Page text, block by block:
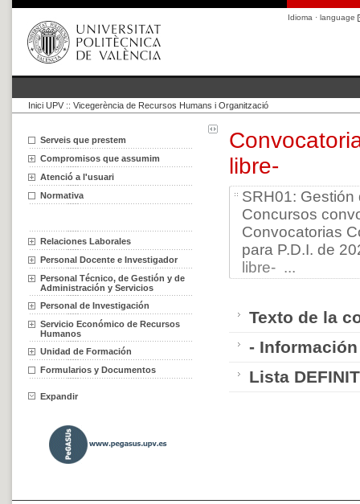
Idioma · language
Inici UPV :: Vicegerència de Recursos Humans i Organització
Serveis que prestem
Compromisos que assumim
Atenció a l'usuari
Normativa
Relaciones Laborales
Personal Docente e Investigador
Personal Técnico, de Gestión y de
Administración y Servicios
Personal de Investigación
Servicio Económico de Recursos
Humanos
Unidad de Formación
Formularios y Documentos
Expandir
libre-
SRH01:
Concursos
Convocatorias
para P.D.I. de
libre- ...
Texto de la
-
Lista